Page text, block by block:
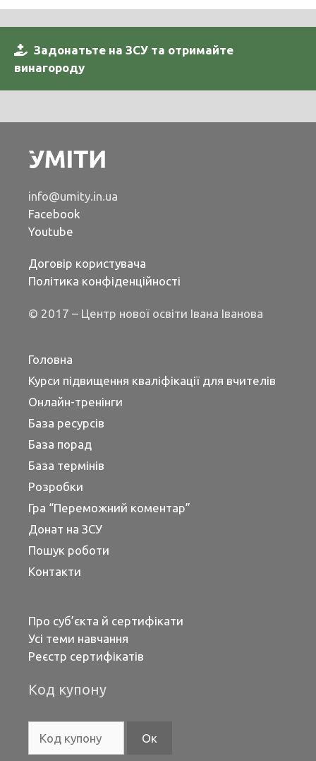
Задонатьте на ЗСУ та отримайте
винагороду
info@umity.in.ua
Facebook
Youtube
Договір користувача
Політика конфіденційності
© 2017 – Центр нової освіти Івана Іванова
Головна
Курси підвищення кваліфікації для вчителів
Онлайн-тренінги
База ресурсів
База порад
База термінів
Розробки
Гра “Переможний коментар”
Донат на ЗСУ
Пошук роботи
Контакти
Про суб’єкта й сертифікати
Усі теми навчання
Реєстр сертифікатів
Код купону